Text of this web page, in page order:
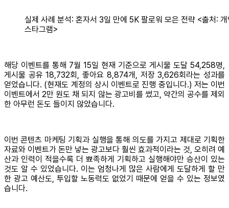
실제 사례 분석: 혼자서 3일 만에 5K 팔로워 모은 전략 <출처:
스타그램>
해당 이벤트를 통해 7월 15일 현재 기준으로 게시물 도달 54,258명,
게시물 공유 18,732회, 좋아요 8,874개, 저장 3,626회라는 성과를
얻었습니다. (현재도 계정의 상시 이벤트로 진행 중입니다.) 저는 이번
이벤트에서 2만 원도 채 되지 않는 광고비를 썼고, 약간의 공수를 제외
한 아무런 돈도 들이지 않았습니다.
이번 콘텐츠 마케팅 기획과 실행을 통해 의도를 가지고 제대로 기획한
자료와 이벤트가 돈만 넣는 광고보다 훨씬 효과적이라는 것, 오히려 예
산과 인력이 적을수록 더 뾰족하게 기획하고 실행해야만 승산이 있는
것도 알 수 있었습니다. 이는 엄청나게 많은 사람에게 도달하게 할 만
한 광고 예산도, 투입할 노동력도 없었기 때문에 얻을 수 있는 정보였
습니다.